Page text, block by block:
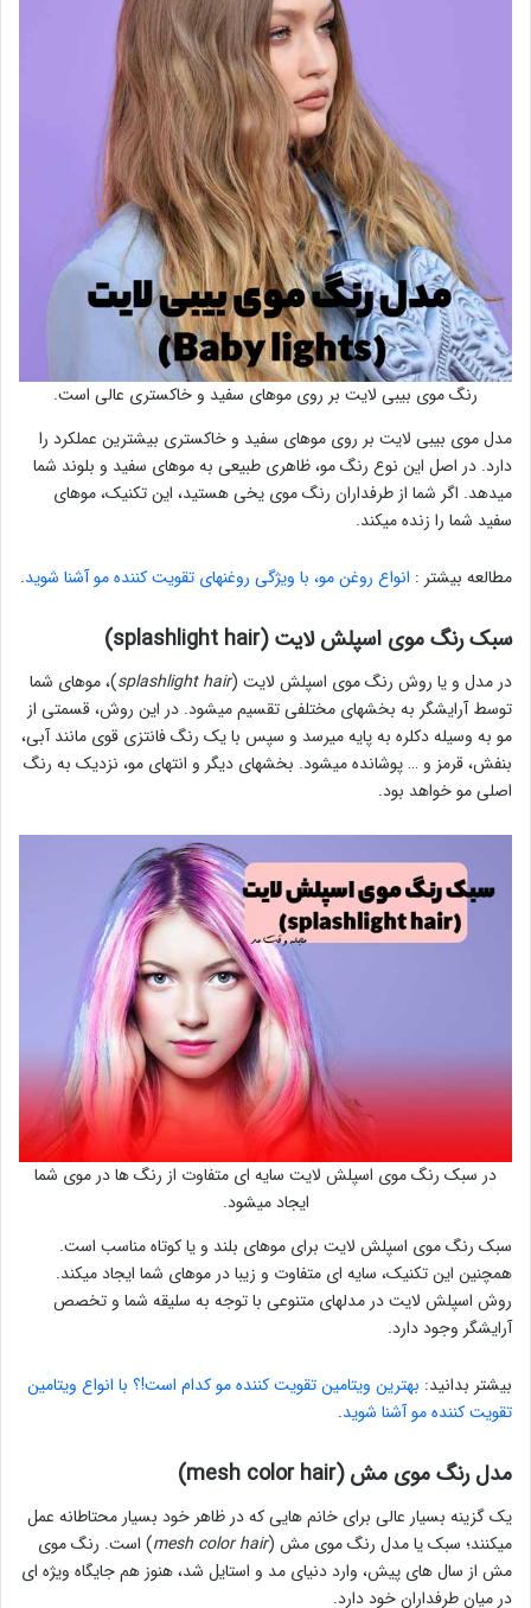
رنگ موی بیبی لایت بر روی موهای سفید و خاکستری عالی است.
مدل موی بیبی لایت بر روی موهای سفید و خاکستری بیشترین عملکرد را
دارد. در اصل این نوع رنگ مو، ظاهری طبیعی به موهای سفید و بلوند شما
میدهد. اگر شما از طرفداران رنگ موی یخی هستید، این تکنیک، موهای
سفید شما را زنده میکند.
مطالعه بیشتر : انواع روغن مو، با ویژگی روغنهای تقویت کننده مو آشنا شوید.
سبک رنگ موی اسپلش لایت (splashlight hair)
در مدل و یا روش رنگ موی اسپلش لایت (splashlight hair)، موهای شما
توسط آرایشگر به بخشهای مختلفی تقسیم میشود. در این روش، قسمتی از
مو به وسیله دکلره به پایه میرسد و سپس با یک رنگ فانتزی قوی مانند آبی،
بنفش، قرمز و … پوشانده میشود. بخشهای دیگر و انتهای مو، نزدیک به رنگ
اصلی مو خواهد بود.
در سبک رنگ موی اسپلش لایت سایه ای متفاوت از رنگ ها در موی شما
ایجاد میشود.
سبک رنگ موی اسپلش لایت برای موهای بلند و یا کوتاه مناسب است.
همچنین این تکنیک، سایه ای متفاوت و زیبا در موهای شما ایجاد میکند.
روش اسپلش لایت در مدلهای متنوعی با توجه به سلیقه شما و تخصص
آرایشگر وجود دارد.
بیشتر بدانید: بهترین ویتامین تقویت کننده مو کدام است!؟ با انواع ویتامین
تقویت کننده مو آشنا شوید.
مدل رنگ موی مش (mesh color hair)
یک گزینه بسیار عالی برای خانم هایی که در ظاهر خود بسیار محتاطانه عمل
میکنند؛ سبک یا مدل رنگ موی مش (mesh color hair) است. رنگ موی
مش از سال های پیش، وارد دنیای مد و استایل شد، هنوز هم جایگاه ویژه ای
در میان طرفداران خود دارد.